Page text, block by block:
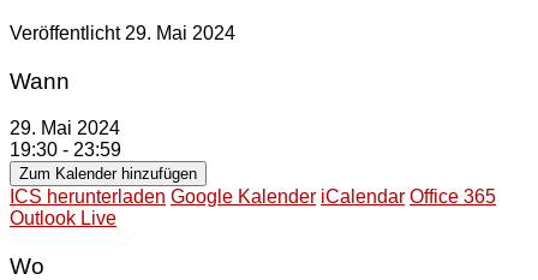
Veröffentlicht 29. Mai 2024
Wann
29. Mai 2024
19:30 - 23:59
Zum Kalender hinzufügen
ICS herunterladen Google Kalender iCalendar Office 365
Outlook Live
Wo